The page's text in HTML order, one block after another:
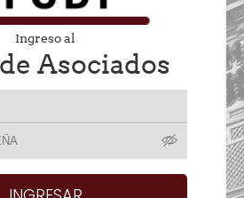
Ingreso al
Asociados